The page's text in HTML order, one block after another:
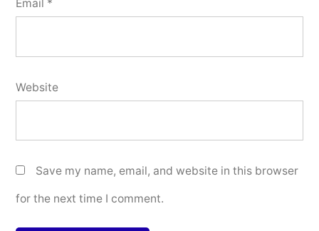
Email *
Website
Save my name, email, and website in this browser
for the next time I comment.